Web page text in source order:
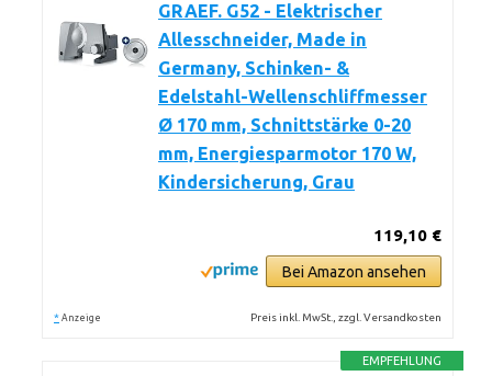
GRAEF. G52 - Elektrischer
Allesschneider, Made in
Germany, Schinken- &
Edelstahl-Wellenschliffmesser
Ø 170 mm, Schnittstärke 0-20
mm, Energiesparmotor 170 W,
Kindersicherung, Grau
119,10 €
Bei Amazon ansehen
* Anzeige Preis inkl. MwSt., zzgl. Versandkosten
EMPFEHLUNG